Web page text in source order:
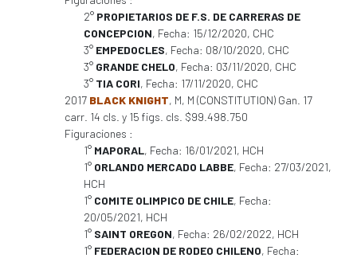
2° PROPIETARIOS DE F.S. DE CARRERAS DE
CONCEPCION, Fecha: 15/12/2020, CHC
3° EMPEDOCLES, Fecha: 08/10/2020, CHC
3° GRANDE CHELO, Fecha: 03/11/2020, CHC
3° TIA CORI, Fecha: 17/11/2020, CHC
2017 BLACK KNIGHT, M, M (CONSTITUTION) Gan. 17
carr. 14 cls. y 15 figs. cls. $99.498.750
Figuraciones :
1° MAPORAL, Fecha: 16/01/2021, HCH
1° ORLANDO MERCADO LABBE, Fecha: 27/03/2021,
HCH
1° COMITE OLIMPICO DE CHILE, Fecha:
20/05/2021, HCH
1° SAINT OREGON, Fecha: 26/02/2022, HCH
1° FEDERACION DE RODEO CHILENO, Fecha: